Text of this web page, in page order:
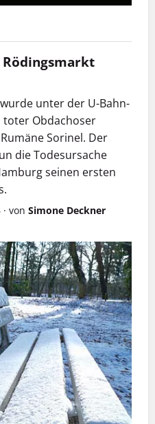
unter der U-Bahn-
toter Obdachoser
Sorinel. Der
die Todesursache
seinen ersten
· von Simone Deckner